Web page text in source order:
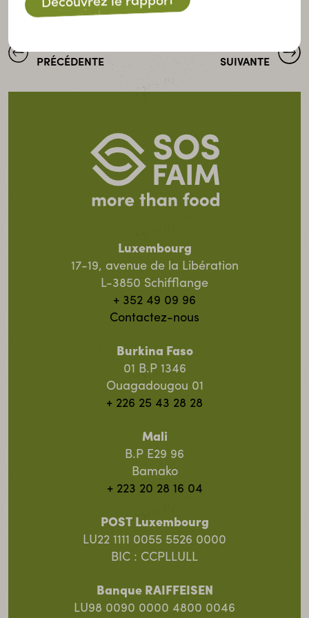
PRÉCÉDENTE
SUIVANTE
Luxembourg
17-19, avenue de la Libération
L-3850 Schifflange
+ 352 49 09 96
Contactez-nous
Burkina Faso
01 B.P 1346
Ouagadougou 01
+ 226 25 43 28 28
Mali
B.P E29 96
Bamako
+ 223 20 28 16 04
POST Luxembourg
LU22 1111 0055 5526 0000
BIC : CCPLLULL
Banque RAIFFEISEN
LU98 0090 0000 4800 0046